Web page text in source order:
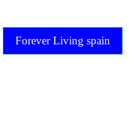
Forever Living spain